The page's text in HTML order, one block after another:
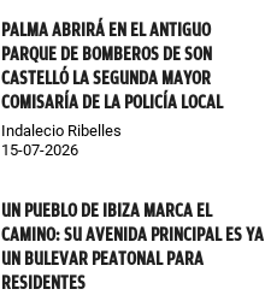
PALMA ABRIRÁ EN EL ANTIGUO
PARQUE DE BOMBEROS DE SON
CASTELLÓ LA SEGUNDA MAYOR
COMISARÍA DE LA POLICÍA LOCAL
Indalecio Ribelles
15-07-2026
UN PUEBLO DE IBIZA MARCA EL
CAMINO: SU AVENIDA PRINCIPAL ES YA
UN BULEVAR PEATONAL PARA
RESIDENTES